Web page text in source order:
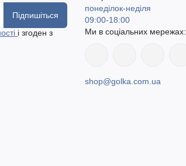
Підпишіться
і згоден з
понеділок-неділя
09:00-18:00
Ми в соціальних мережах:
shop@golka.com.ua